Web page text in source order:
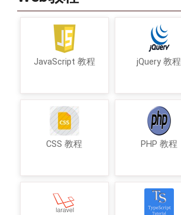
JavaScript 教程 jQuery 教程
CSS 教程 PHP 教程